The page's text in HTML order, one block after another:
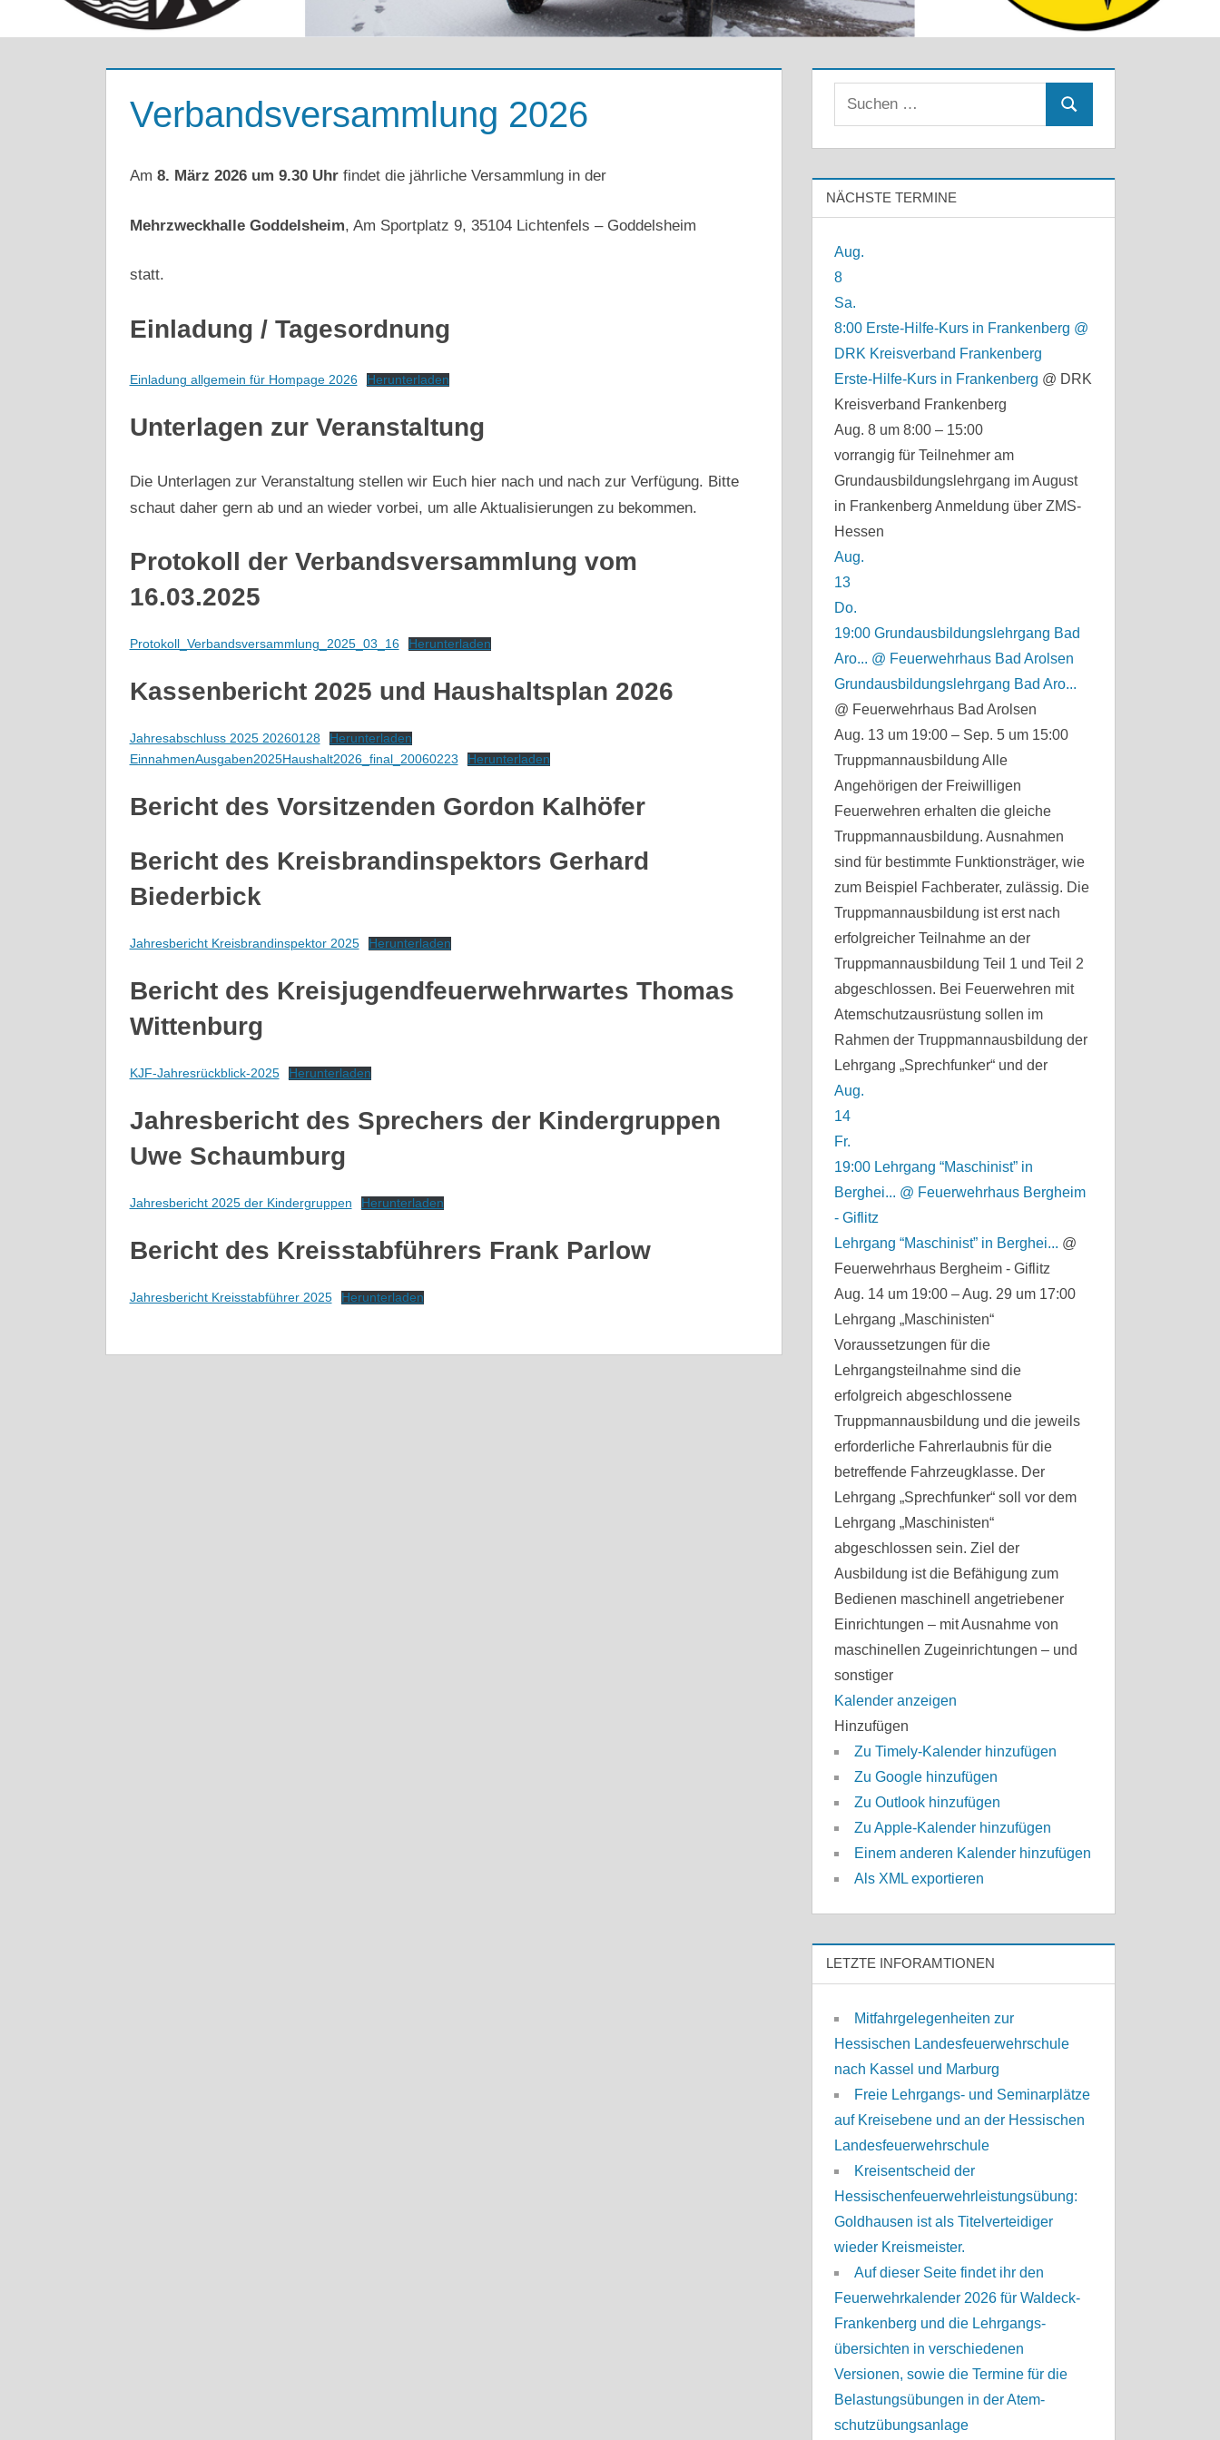
Verbandsversammlung 2026
Am 8. März 2026 um 9.30 Uhrfindet die jährliche Versammlung in der
Mehrzweckhalle Goddelsheim, Am Sportplatz 9, 35104 Lichtenfels – Goddelsheim
statt.
Einladung / Tagesordnung
Einladung allgemein für Hompage 2026 Herunterladen
Unterlagen zur Veranstaltung
Die Unterlagen zur Veranstaltung stellen wir Euch hier nach und nach zur Verfügung. Bitte
schaut daher gern ab und an wieder vorbei, um alle Aktualisierungen zu bekommen.
Protokoll der Verbandsversammlung vom
16.03.2025
Protokoll_Verbandsversammlung_2025_03_16 Herunterladen
Kassenbericht 2025 und Haushaltsplan 2026
Jahresabschluss 2025 20260128
Herunterladen
EinnahmenAusgaben2025Haushalt2026_final_20060223
Herunterladen
Bericht des Vorsitzenden Gordon Kalhöfer
Bericht des Kreisbrandinspektors Gerhard
Biederbick
Jahresbericht Kreisbrandinspektor 2025 Herunterladen
Bericht des Kreisjugendfeuerwehrwartes Thomas
Wittenburg
KJF-Jahresrückblick-2025 Herunterladen
Jahresbericht des Sprechers der Kindergruppen
Uwe Schaumburg
Jahresbericht 2025 der Kindergruppen Herunterladen
Bericht des Kreisstabführers Frank Parlow
Jahresbericht Kreisstabführer 2025 Herunterladen
Suchen
NÄCHSTE TERMINE
Aug.
8
Sa.
8:00 Erste-Hilfe-Kurs in Frankenberg @
DRK Kreisverband Frankenberg
Erste-Hilfe-Kurs in Frankenberg @ DRK
Kreisverband Frankenberg
Aug. 8 um 8:00 – 15:00
vorrangig für Teilnehmer am
Grundausbildungslehrgang im August
in Frankenberg Anmeldung über ZMS-
Hessen
Aug.
13
Do.
19:00Grundausbildungslehrgang Bad
Aro... @ Feuerwehrhaus Bad Arolsen
Grundausbildungslehrgang Bad Aro...
@ Feuerwehrhaus Bad Arolsen
Aug. 13 um 19:00 – Sep. 5 um 15:00
Truppmannausbildung Alle
Angehörigen der Freiwilligen
Feuerwehren erhalten die gleiche
Truppmannausbildung. Ausnahmen
sind für bestimmte Funktionsträger, wie
zum Beispiel Fachberater, zulässig. Die
Truppmannausbildung ist erst nach
erfolgreicher Teilnahme an der
Truppmannausbildung Teil 1 und Teil 2
abgeschlossen. Bei Feuerwehren mit
Atemschutzausrüstung sollen im
Rahmen der Truppmannausbildung der
Lehrgang „Sprechfunker“ und der
Aug.
14
Fr.
19:00 Lehrgang “Maschinist” in
Berghei... @ Feuerwehrhaus Bergheim
- Giflitz
Lehrgang “Maschinist” in Berghei... @
Feuerwehrhaus Bergheim - Giflitz
Aug. 14 um 19:00 – Aug. 29 um 17:00
Lehrgang „Maschinisten“
Voraussetzungen für die
Lehrgangsteilnahme sind die
erfolgreich abgeschlossene
Truppmannausbildung und die jeweils
erforderliche Fahrerlaubnis für die
betreffende Fahrzeugklasse. Der
Lehrgang „Sprechfunker“ soll vor dem
Lehrgang „Maschinisten“
abgeschlossen sein. Ziel der
Ausbildung ist die Befähigung zum
Bedienen maschinell angetriebener
Einrichtungen – mit Ausnahme von
maschinellen Zugeinrichtungen – und
sonstiger
Kalender anzeigen
Hinzufügen
Zu Timely-Kalender hinzufügen
Zu Google hinzufügen
Zu Outlook hinzufügen
Zu Apple-Kalender hinzufügen
Einem anderen Kalender hinzufügen
Als XML exportieren
LETZTE INFORAMTIONEN
Mitfahrgelegenheiten zur
Hessischen Landesfeuerwehrschule
nach Kassel und Marburg
Freie Lehrgangs- und Seminarplätze
auf Kreisebene und an der Hessischen
Landesfeuerwehrschule
Kreisentscheid der
Hessischenfeuerwehrleistungsübung:
Goldhausen ist als Titelverteidiger
wieder Kreismeister.
Auf dieser Seite findet ihr den
Feuerwehrkalender 2026 für Waldeck-
Frankenberg und die Lehrgangs-
übersichten in verschiedenen
Versionen, sowie die Termine für die
Belastungsübungen in der Atem-
schutzübungsanlage